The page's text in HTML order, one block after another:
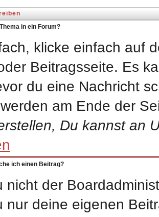
in ein Forum?
klicke einfach auf
Beitragsseite. Es
du eine Nachricht
am Ende der
Du kannst an
ich einen Beitrag?
nicht der
nur deine eigenen